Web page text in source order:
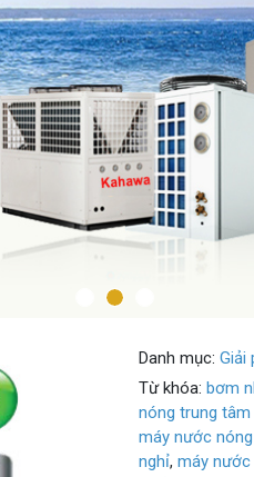
Từ khóa:bơm
nóng trung
máy nước
nghỉ, máy
nhất
Nước